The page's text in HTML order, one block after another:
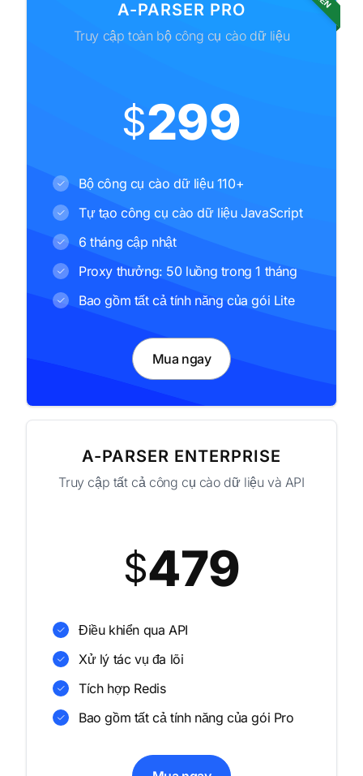
A-PARSER PRO
Truy cập toàn bộ công cụ cào dữ liệu
$299
Bộ công cụ cào dữ liệu 110+
Tự tạo công cụ cào dữ liệu JavaScript
6 tháng cập nhật
Proxy thưởng: 50 luồng trong 1 tháng
Bao gồm tất cả tính năng của gói Lite
Mua ngay
A-PARSER ENTERPRISE
Truy cập tất cả công cụ cào dữ liệu và API
$479
Điều khiển qua API
Xử lý tác vụ đa lõi
Tích hợp Redis
Bao gồm tất cả tính năng của gói Pro